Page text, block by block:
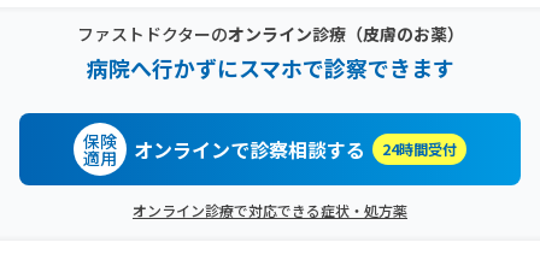
ファストドクターのオンライン診療（皮膚のお薬）
病院へ行かずにスマホで診察できます
保険
適用 オンラインで診察相談する 24時間受付
オンライン診療で対応できる症状・処方薬